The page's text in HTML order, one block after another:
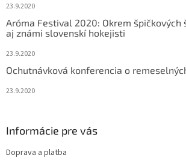
23.9.2020
Aróma Festival 2020: Okrem špičkových
aj známi slovenskí hokejisti
23.9.2020
Ochutnávková konferencia o
23.9.2020
Informácie pre vás
Doprava a platba